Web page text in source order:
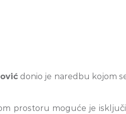
donio je naredbu kojom
prostoru moguće je